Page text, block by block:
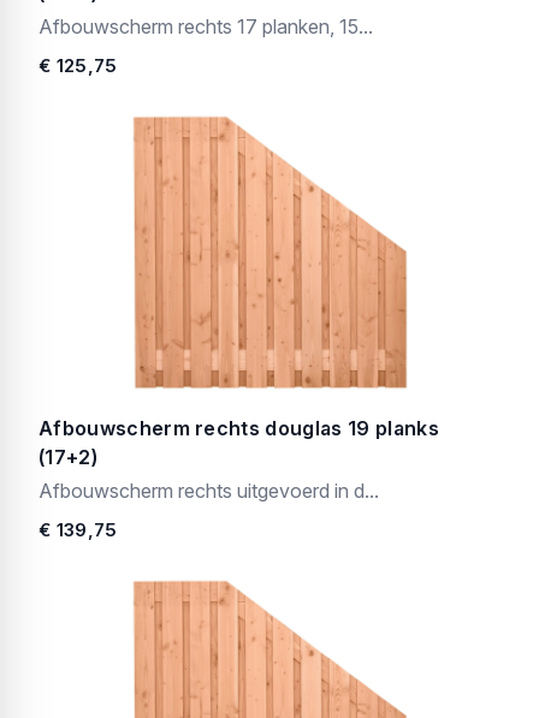
Afbouwscherm rechts 17 planken, 15...
€ 125,75
Afbouwscherm rechts douglas 19 planks
(17+2)
Afbouwscherm rechts uitgevoerd in d...
€ 139,75